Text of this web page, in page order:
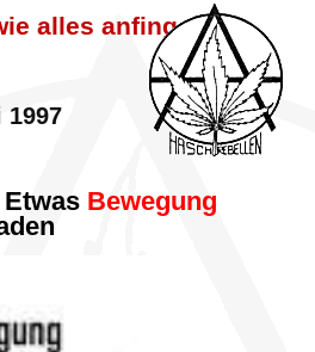
alles anfing
1997
Bewegung